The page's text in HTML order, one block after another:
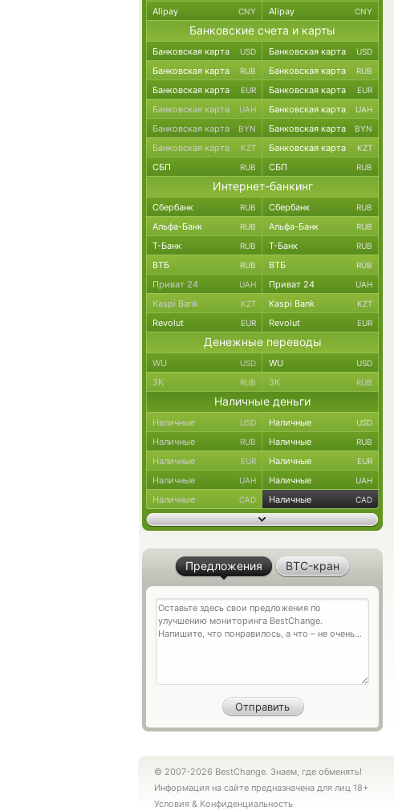
Alipay CNY Alipay CNY
Банковские счета и карты
Банковская карта USD Банковская карта USD
Банковская карта RUB Банковская карта RUB
Банковская карта EUR Банковская карта EUR
Банковская карта UAH Банковская карта UAH
Банковская карта BYN Банковская карта BYN
Банковская карта KZT Банковская карта KZT
СБП RUB СБП RUB
Интернет-банкинг
Сбербанк RUB Сбербанк RUB
Альфа-Банк RUB Альфа-Банк RUB
Т-Банк RUB Т-Банк RUB
ВТБ RUB ВТБ RUB
Приват 24 UAH Приват 24 UAH
Kaspi Bank KZT Kaspi Bank KZT
Revolut EUR Revolut EUR
Денежные переводы
WU USD WU USD
ЗК RUB ЗК RUB
Наличные деньги
Наличные USD Наличные USD
Наличные RUB Наличные RUB
Наличные EUR Наличные EUR
Наличные UAH Наличные UAH
Наличные CAD Наличные CAD
Предложения BTC-кран
© 2007-2026 BestChange. Знаем, где обменять!
Информация на сайте предназначена для лиц 18+
Условия & Конфиденциальность